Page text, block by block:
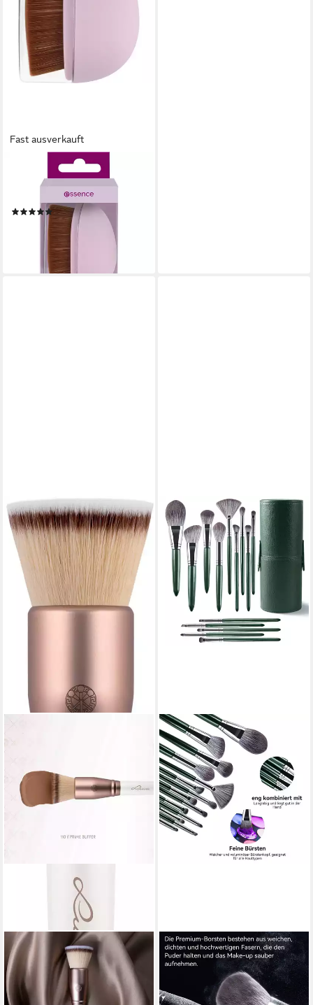
Fast ausverkauft
Puderpinsel kabuki buffer
(1)
UVP4,99 €
lieferbar - in 1-2 Werktagen bei dir
LUVIA COSMETICS
Foundationpinsel PRIME
BUFFER, sanft, dichtes
Pinselhaar, einfach zu
MUTIG
Kosmetikpinsel-Set Make Up
Pinselset 14tlg. Profi
Schminkpinsel Kit, Makeup